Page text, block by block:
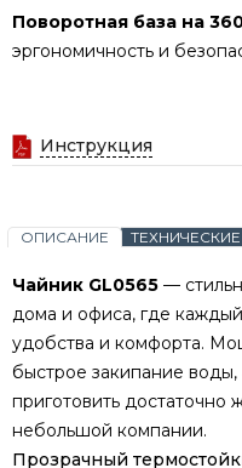
Поворотная база на
эргономичность и
Инструкция
ОПИСАНИЕ
Чайник GL0565 —
дома и офиса, где
удобства и комфорта.
быстрое закипание воды,
приготовить достаточно
небольшой компании.
Прозрачный